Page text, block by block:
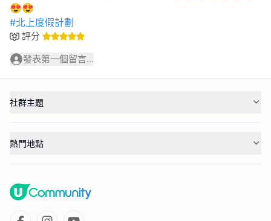
#北上度假計劃
評分
發表第一個留言...
社群主題
熱門地點